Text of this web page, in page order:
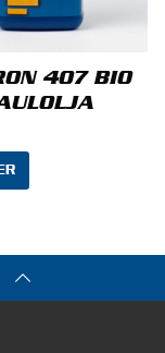
och
gång jag
407 BIO